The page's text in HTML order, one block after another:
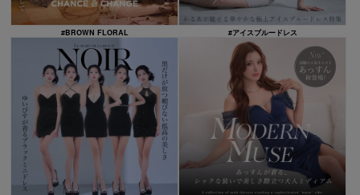
#BROWN FLORAL #アイスブルードレス